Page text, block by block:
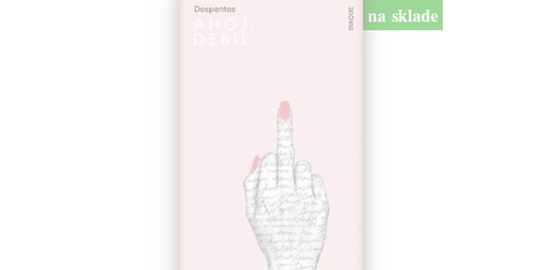
na sklade